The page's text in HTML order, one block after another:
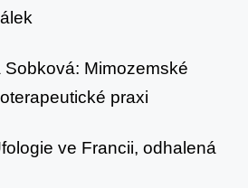
Mimozemské
praxi
ve Francii, odhalená